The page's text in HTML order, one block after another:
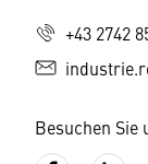
+43 2742
Besuchen Sie